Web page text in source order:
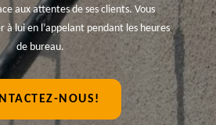
aux attentes de ses clients. Vous
à lui en l’appelant pendant les heures
de bureau.
NOUS!